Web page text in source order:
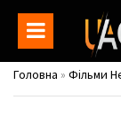
Головна » Фільми